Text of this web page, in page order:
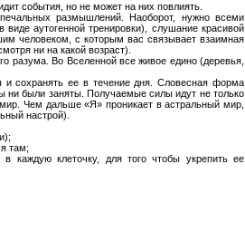
события, но не может на них повлиять.
размышлений. Наоборот, нужно всеми
аутогенной тренировки), слушание красивой
человеком, с которым вас связывает взаимная
ни на какой возраст).
разума. Во Вселенной все живое едино (деревья,
и сохранять ее в течение дня. Словесная форма
ни были заняты. Получаемые силы идут не только
Чем дальше «Я» проникает в астральный мир,
настрой).
там;
каждую клеточку, для того чтобы укрепить ее